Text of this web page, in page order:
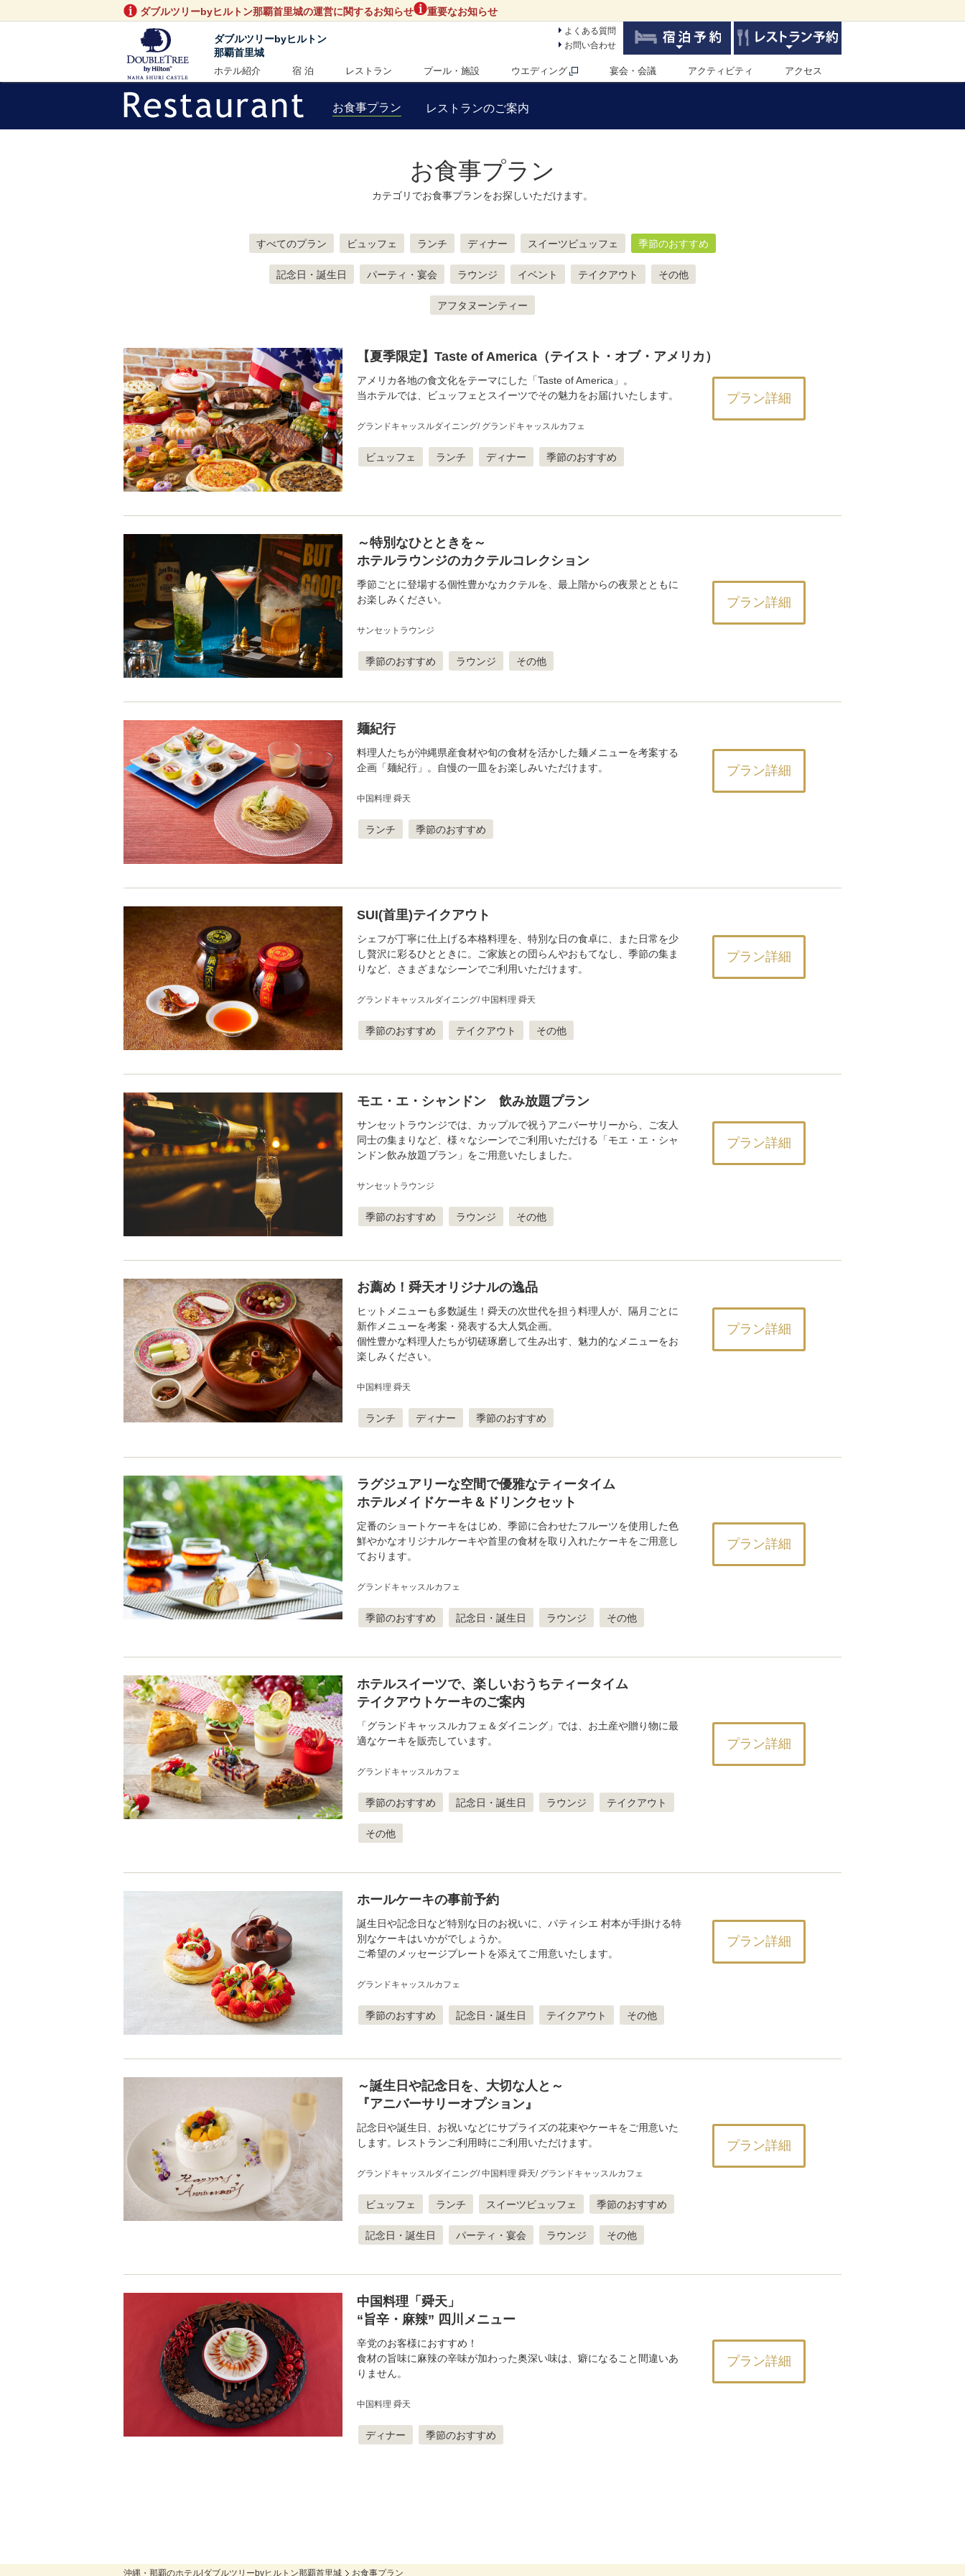
ダブルツリーbyヒルトン那覇首里城の運営に関するお知らせ 重要なお知らせ
ダブルツリーbyヒルトン
那覇首里城
よくある質問
お問い合わせ
ホテル紹介 宿 泊 レストラン プール・施設 ウエディング 宴会・会議 アクティビティ アクセス
お食事プラン レストランのご案内
お食事プラン
カテゴリでお食事プランをお探しいただけます。
すべてのプラン ビュッフェ ランチ ディナー スイーツビュッフェ 季節のおすすめ
記念日・誕生日 パーティ・宴会 ラウンジ イベント テイクアウト その他
アフタヌーンティー
【夏季限定】Taste of America（テイスト・オブ・アメリカ）
アメリカ各地の食文化をテーマにした「Taste of America」。
当ホテルでは、ビュッフェとスイーツでその魅力をお届けいたします。
グランドキャッスルダイニング グランドキャッスルカフェ
ビュッフェ ランチ ディナー 季節のおすすめ
プラン詳細
～特別なひとときを～
ホテルラウンジのカクテルコレクション
季節ごとに登場する個性豊かなカクテルを、最上階からの夜景とともに
お楽しみください。
サンセットラウンジ
季節のおすすめ ラウンジ その他
プラン詳細
麺紀行
料理人たちが沖縄県産食材や旬の食材を活かした麺メニューを考案する
企画「麺紀行」。自慢の一皿をお楽しみいただけます。
中国料理 舜天
ランチ 季節のおすすめ
プラン詳細
SUI(首里)テイクアウト
シェフが丁寧に仕上げる本格料理を、特別な日の食卓に、また日常を少
し贅沢に彩るひとときに。ご家族との団らんやおもてなし、季節の集ま
りなど、さまざまなシーンでご利用いただけます。
グランドキャッスルダイニング 中国料理 舜天
季節のおすすめ テイクアウト その他
プラン詳細
モエ・エ・シャンドン 飲み放題プラン
サンセットラウンジでは、カップルで祝うアニバーサリーから、ご友人
同士の集まりなど、様々なシーンでご利用いただける「モエ・エ・シャ
ンドン飲み放題プラン」をご用意いたしました。
サンセットラウンジ
季節のおすすめ ラウンジ その他
プラン詳細
お薦め！舜天オリジナルの逸品
ヒットメニューも多数誕生！舜天の次世代を担う料理人が、隔月ごとに
新作メニューを考案・発表する大人気企画。
個性豊かな料理人たちが切磋琢磨して生み出す、魅力的なメニューをお
楽しみください。
中国料理 舜天
ランチ ディナー 季節のおすすめ
プラン詳細
ラグジュアリーな空間で優雅なティータイム
ホテルメイドケーキ＆ドリンクセット
定番のショートケーキをはじめ、季節に合わせたフルーツを使用した色
鮮やかなオリジナルケーキや首里の食材を取り入れたケーキをご用意し
ております。
グランドキャッスルカフェ
季節のおすすめ 記念日・誕生日 ラウンジ その他
プラン詳細
ホテルスイーツで、楽しいおうちティータイム
テイクアウトケーキのご案内
「グランドキャッスルカフェ＆ダイニング」では、お土産や贈り物に最
適なケーキを販売しています。
グランドキャッスルカフェ
季節のおすすめ 記念日・誕生日 ラウンジ テイクアウト
その他
プラン詳細
ホールケーキの事前予約
誕生日や記念日など特別な日のお祝いに、パティシエ 村本が手掛ける特
別なケーキはいかがでしょうか。
ご希望のメッセージプレートを添えてご用意いたします。
グランドキャッスルカフェ
季節のおすすめ 記念日・誕生日 テイクアウト その他
プラン詳細
～誕生日や記念日を、大切な人と～
『アニバーサリーオプション』
記念日や誕生日、お祝いなどにサプライズの花束やケーキをご用意いた
します。レストランご利用時にご利用いただけます。
グランドキャッスルダイニング 中国料理 舜天 グランドキャッスルカフェ
ビュッフェ ランチ スイーツビュッフェ 季節のおすすめ
記念日・誕生日 パーティ・宴会 ラウンジ その他
プラン詳細
中国料理「舜天」
“旨辛・麻辣” 四川メニュー
辛党のお客様におすすめ！
食材の旨味に麻辣の辛味が加わった奥深い味は、癖になること間違いあ
りません。
中国料理 舜天
ディナー 季節のおすすめ
プラン詳細
沖縄・那覇のホテル|ダブルツリーbyヒルトン那覇首里城 お食事プラン